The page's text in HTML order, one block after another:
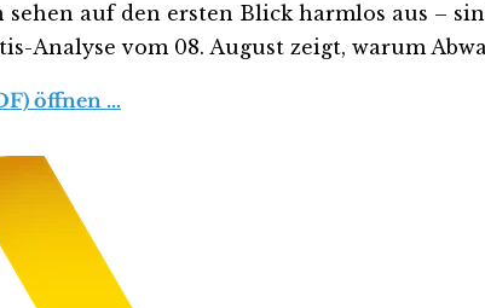
auf den ersten Blick harmlos aus –
Analyse vom 08. August zeigt, warum
öffnen …